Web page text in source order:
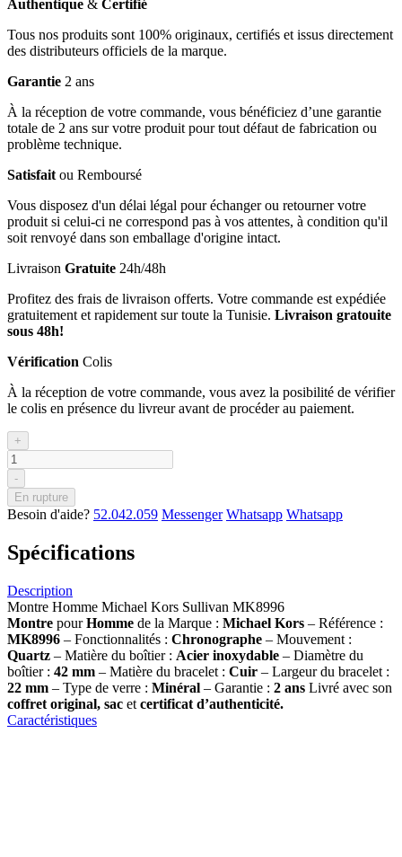
Authentique & Certifié
Tous nos produits sont 100% originaux, certifiés et issus directement
des distributeurs officiels de la marque.
Garantie 2 ans
À la réception de votre commande, vous bénéficiez d’une garantie
totale de 2 ans sur votre produit pour tout défaut de fabrication ou
problème technique.
Satisfait ou Remboursé
Vous disposez d'un délai légal pour échanger ou retourner votre
produit si celui-ci ne correspond pas à vos attentes, à condition qu'il
soit renvoyé dans son emballage d'origine intact.
Livraison Gratuite 24h/48h
Profitez des frais de livraison offerts. Votre commande est expédiée
gratuitement et rapidement sur toute la Tunisie. Livraison gratouite
sous 48h!
Vérification Colis
À la réception de votre commande, vous avez la posibilité de vérifier
le colis en présence du livreur avant de procéder au paiement.
+
-
En rupture
Besoin d'aide? 52.042.059 Messenger Whatsapp Whatsapp
Spécifications
Description
Montre Homme Michael Kors Sullivan MK8996
Montre pourHomme de la Marque : Michael Kors – Référence :
MK8996 – Fonctionnalités : Chronographe – Mouvement :
Quartz – Matière du boîtier : Acier inoxydable – Diamètre du
boîtier : 42 mm – Matière du bracelet : Cuir – Largeur du bracelet :
22 mm – Type de verre : Minéral – Garantie : 2 ans Livré avec son
coffret original, sac et certificat d’authenticité.
Caractéristiques